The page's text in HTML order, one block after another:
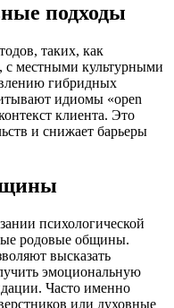
подходы
таких, как
с местными культурными
гибридных
идиомы «open
клиента. Это
и снижает барьеры
психологической
родовые общины.
высказать
эмоциональную
Часто именно
или духовные